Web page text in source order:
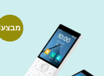
ניתן
לבחור
את
האפשרויות
מבצע!